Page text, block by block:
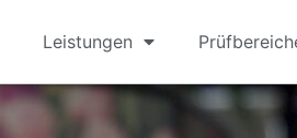
Leistungen